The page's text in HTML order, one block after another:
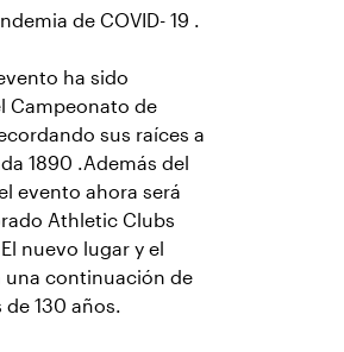
de COVID- 19 .
ha sido
Campeonato de
sus raíces a
1890 .Además del
evento ahora será
Athletic Clubs
nuevo lugar y el
una continuación de
130 años.